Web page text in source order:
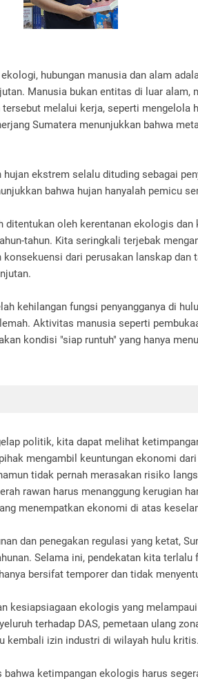
hubungan manusia dan alam
Manusia bukan entitas di luar alam,
melalui kerja, seperti mengelola
Sumatera menunjukkan bahwa
ekstrem selalu dituding sebagai
bahwa hujan hanyalah pemicu
ditentukan oleh kerentanan ekologis dan
tahun. Kita seringkali terjebak
konsekuensi dari perusakan lanskap dan
kehilangan fungsi penyangganya di
Aktivitas manusia seperti
kondisi "siap runtuh" yang hanya
politik, kita dapat melihat
mengambil keuntungan ekonomi
tidak pernah merasakan risiko
rawan harus menanggung kerugian
menempatkan ekonomi di atas
dan penegakan regulasi yang ketat,
Selama ini, pendekatan kita terlalu
bersifat temporer dan tidak
kesiapsiagaan ekologis yang
terhadap DAS, pemetaan ulang
kembali izin industri di wilayah hulu kritis.
bahwa ketimpangan ekologis harus